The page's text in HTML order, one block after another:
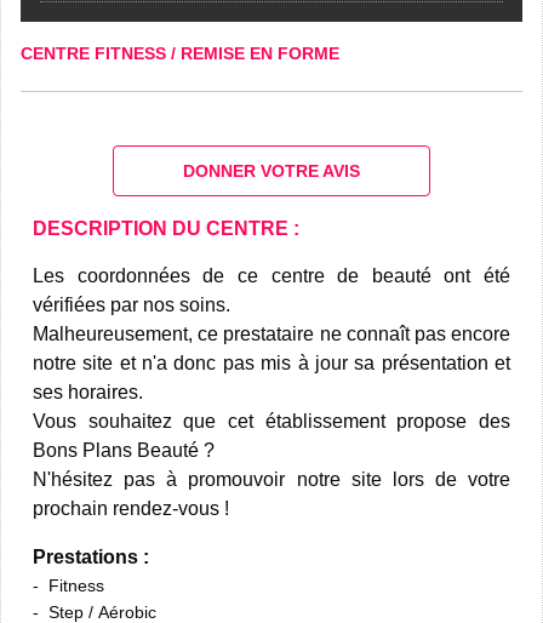
CENTRE FITNESS / REMISE EN FORME
DONNER VOTRE AVIS
DESCRIPTION DU CENTRE :
Les coordonnées de ce centre de beauté ont été
vérifiées par nos soins.
Malheureusement, ce prestataire ne connaît pas encore
notre site et n'a donc pas mis à jour sa présentation et
ses horaires.
Vous souhaitez que cet établissement propose des
Bons Plans Beauté ?
N'hésitez pas à promouvoir notre site lors de votre
prochain rendez-vous !
Prestations :
Fitness
Step / Aérobic